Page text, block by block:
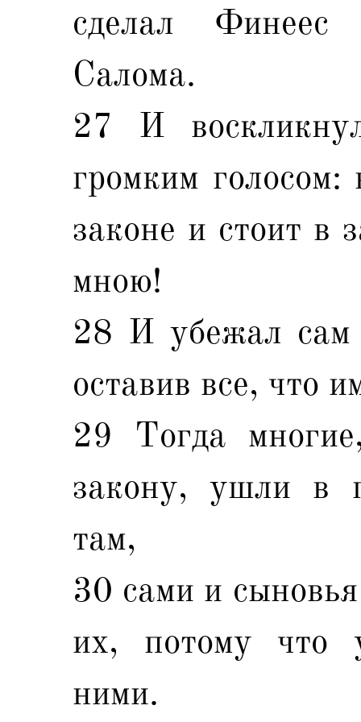
сделал
Салома.
27 И
громким голосом:
законе и стоит в
мною!
28 И убежал сам
оставив все, что
29 Тогда
закону, ушли в
там,
30 сами и
их, потому что
ними.